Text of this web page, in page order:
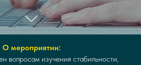
О мероприятии:
вопросам изучения стабильности,